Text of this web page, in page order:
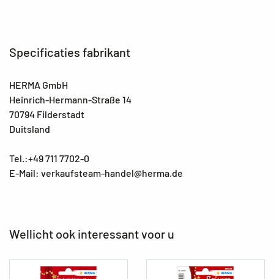
Specificaties fabrikant
HERMA GmbH
Heinrich-Hermann-Straße 14
70794 Filderstadt
Duitsland
Tel.:+49 711 7702-0
E-Mail: verkaufsteam-handel@herma.de
Wellicht ook interessant voor u